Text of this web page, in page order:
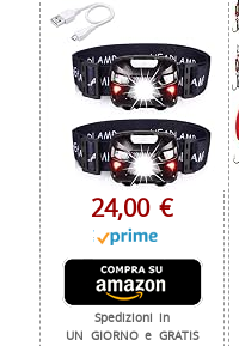
24,00 €
Spedizioni in
UN GIORNO e GRATIS